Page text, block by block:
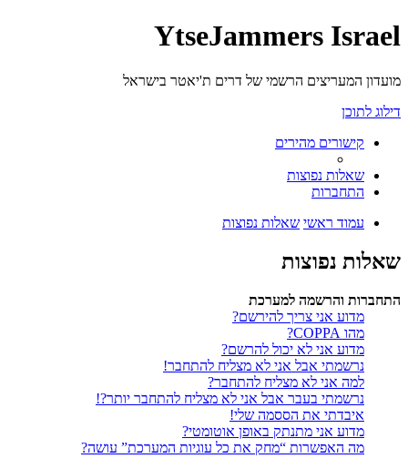
YtseJammers Israel
מועדון המעריצים הרשמי של דרים ת'יאטר בישראל
דילוג לתוכן
קישורים מהירים
שאלות נפוצות
התחברות
עמוד ראשי שאלות נפוצות
שאלות נפוצות
התחברות והרשמה למערכת
מדוע אני צריך להירשם?
מהו COPPA?
מדוע אני לא יכול להרשם?
נרשמתי אבל אני לא מצליח להתחבר!
למה אני לא מצליח להתחבר?
נרשמתי בעבר אבל אני לא מצליח להתחבר יותר?!
איבדתי את הססמה שלי!
מדוע אני מתנתק באופן אוטומטי?
מה האפשרות “מחק את כל עוגיות המערכת” עושה?